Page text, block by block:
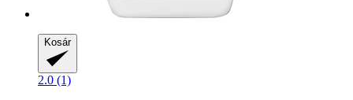
Kosár
2.0 (1)